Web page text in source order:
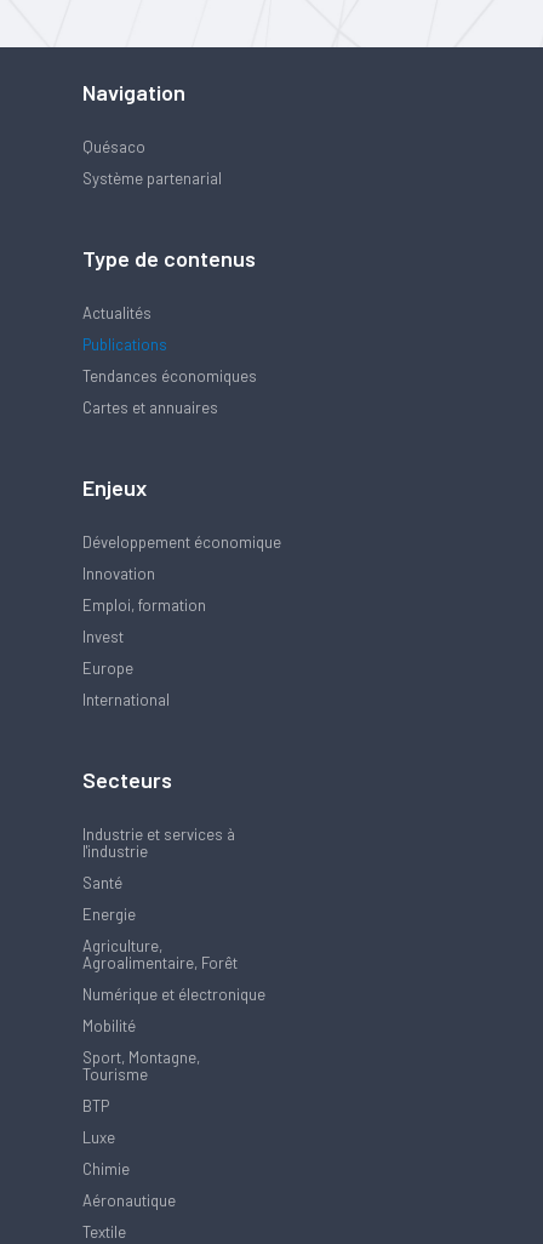
Navigation
Quésaco
Système partenarial
Type de contenus
Actualités
Publications
Tendances économiques
Cartes et annuaires
Enjeux
Développement économique
Innovation
Emploi, formation
Invest
Europe
International
Secteurs
Industrie et services à
l'industrie
Santé
Energie
Agriculture,
Agroalimentaire, Forêt
Numérique et électronique
Mobilité
Sport, Montagne,
Tourisme
BTP
Luxe
Chimie
Aéronautique
Textile